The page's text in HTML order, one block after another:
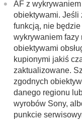
Cyrk.
Kolor
Auto.
Wyśw.
Obszar
Czułość
Szyb.
Czuł. AF
AF z
obiektywami. Jeśli
funkcją, nie
wykrywaniem fazy
obiektywami
kupionymi jakiś
zaktualizowane.
zgodnych
danego regionu
wyrobów Sony,
punkcie